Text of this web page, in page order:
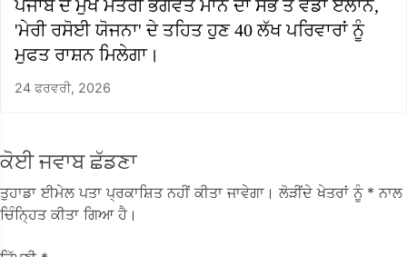
ਪੰਜਾਬ ਦੇ ਮੁੱਖ ਮੰਤਰੀ ਭਗਵੰਤ ਮਾਨ ਦਾ ਸਭ ਤੋਂ ਵੱਡਾ ਏਲਾਨ,
'ਮੇਰੀ ਰਸੋਈ ਯੋਜਨਾ' ਦੇ ਤਹਿਤ ਹੁਣ 40 ਲੱਖ ਪਰਿਵਾਰਾਂ ਨੂੰ
ਮੁਫਤ ਰਾਸ਼ਨ ਮਿਲੇਗਾ।
24 ਫਰਵਰੀ, 2026
ਕੋਈ ਜਵਾਬ ਛੱਡਣਾ
ਤੁਹਾਡਾ ਈਮੇਲ ਪਤਾ ਪ੍ਰਕਾਸ਼ਿਤ ਨਹੀਂ ਕੀਤਾ ਜਾਵੇਗਾ। ਲੋੜੀਂਦੇ ਖੇਤਰਾਂ ਨੂੰ * ਨਾਲ
ਚਿੰਨ੍ਹਿਤ ਕੀਤਾ ਗਿਆ ਹੈ।